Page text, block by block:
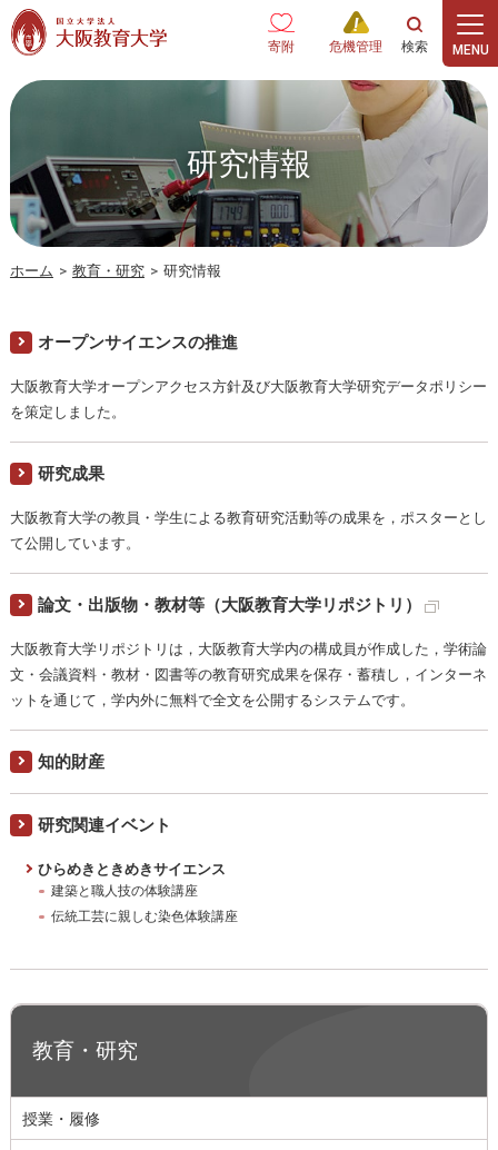
本文へ
寄附 危機管理
研究情報
ホーム > 教育・研究 > 研究情報
オープンサイエンスの推進
大阪教育大学オープンアクセス方針及び大阪教育大学研究データポリシー
を策定しました。
研究成果
大阪教育大学の教員・学生による教育研究活動等の成果を，ポスターとし
て公開しています。
論文・出版物・教材等（大阪教育大学リポジトリ）
大阪教育大学リポジトリは，大阪教育大学内の構成員が作成した，学術論
文・会議資料・教材・図書等の教育研究成果を保存・蓄積し，インターネ
ットを通じて，学内外に無料で全文を公開するシステムです。
知的財産
研究関連イベント
ひらめきときめきサイエンス
建築と職人技の体験講座
伝統工芸に親しむ染色体験講座
教育・研究
授業・履修